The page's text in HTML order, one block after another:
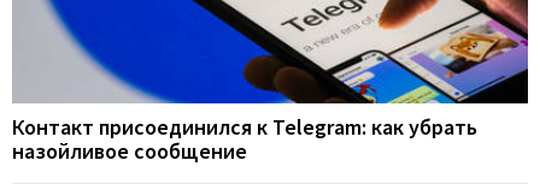
Контакт присоединился к Telegram: как убрать
назойливое сообщение